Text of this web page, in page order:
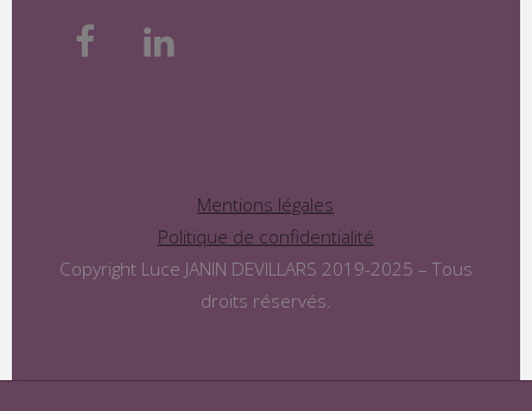
Mentions légales
Politique de confidentialité
Copyright Luce JANIN DEVILLARS 2019-2025 – Tous
droits réservés.